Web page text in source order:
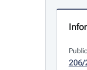
206/